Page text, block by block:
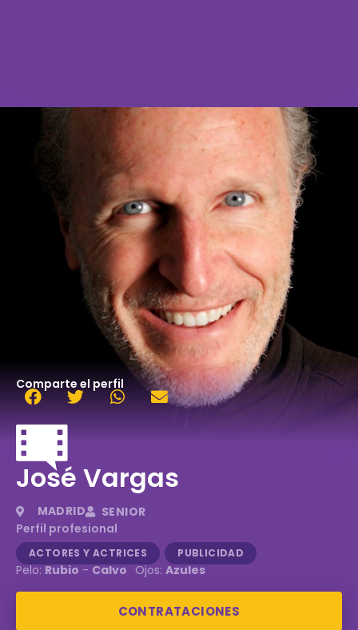
José Vargas
MADRID
SENIOR
Perfil profesional
ACTORES Y ACTRICES PUBLICIDAD
Pelo: Rubio - Calvo Ojos: Azules
CONTRATACIONES
Comparte el perfil